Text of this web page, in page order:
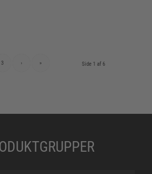
Side 1 af 6
3 › »